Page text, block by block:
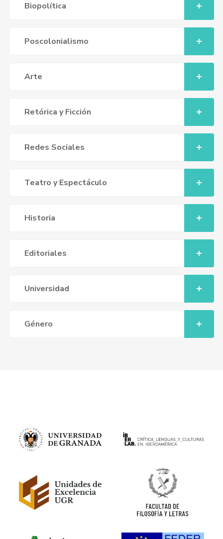
Biopolítica
Poscolonialismo
Arte
Retórica y Ficción
Redes Sociales
Teatro y Espectáculo
Historia
Editoriales
Universidad
Género